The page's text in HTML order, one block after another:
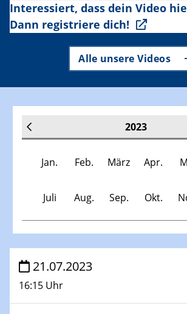
Interessiert, dass dein Video
Dann registriere dich!
Alle unsere Videos
2023
Jan. Feb. März Apr.
Juli Aug. Sep. Okt.
Veranstaltungen
30.11.-0001 - 06.02.2025
SFB/TRR 247 Seminar
21.07.2023
16:15 Uhr